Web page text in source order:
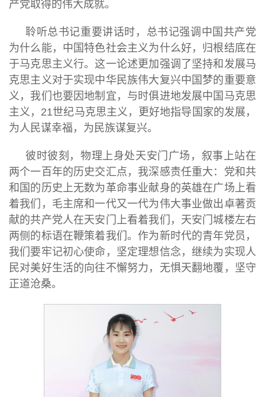
产党取得的伟大成就。
聆听总书记重要讲话时，总书记强调中国共产党
为什么能，中国特色社会主义为什么好，归根结底在
于马克思主义行。这一论述更加强调了坚持和发展马
克思主义对于实现中华民族伟大复兴中国梦的重要意
义，我们也要因地制宜，与时俱进地发展中国马克思
主义，21世纪马克思主义，更好地指导国家的发展，
为人民谋幸福，为民族谋复兴。
彼时彼刻，物理上身处天安门广场，叙事上站在
两个一百年的历史交汇点，我深感责任重大：党和共
和国的历史上无数为革命事业献身的英雄在广场上看
着我们，毛主席和一代又一代为伟大事业做出卓著贡
献的共产党人在天安门上看着我们，天安门城楼左右
两侧的标语在鞭策着我们。作为新时代的青年党员，
我们要牢记初心使命，坚定理想信念，继续为实现人
民对美好生活的向往不懈努力，无惧天翻地覆，坚守
正道沧桑。